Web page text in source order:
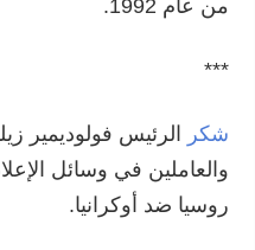
من عام 1992.
***
شكر الرئيس فولوديمير
والعاملين في وسائل
روسيا ضد أوكرانيا.